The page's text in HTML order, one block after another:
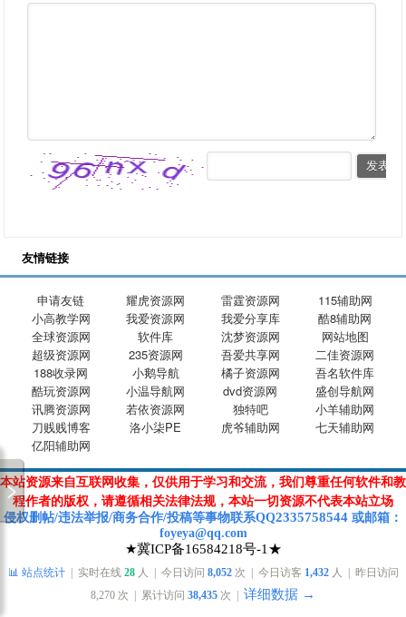
友情链接
申请友链 耀虎资源网 雷霆资源网
115辅助网
小高教学网
我爱资源网 我爱分享库
酷8辅助网
全球资源网
软件库 沈梦资源网
网站地图
超级资源网
235资源网 吾爱共享网
二佳资源网
188收录网
小鹅导航 橘子资源网
吾名软件库
酷玩资源网
小温导航网 dvd资源网
盛创导航网
讯腾资源网
若依资源网 独特吧
小羊辅助网
刀贱贱博客
洛小柒PE 虎爷辅助网
七天辅助网
亿阳辅助网
本站资源来自互联网收集，仅供用于学习和交流，我们尊重任何软件和教
程作者的版权，请遵循相关法律法规，本站一切资源不代表本站立场
侵权删帖/违法举报/商务合作/投稿等事物联系QQ2335758544 或邮箱 ：
foyeya@qq.com
★冀ICP备16584218号-1★
📊 站点统计| 实时在线 28人 | 今日访问 8,052次 | 今日访客 1,432人 | 昨日访问
8,270 次 | 累计访问 38,435 次 | 详细数据 →